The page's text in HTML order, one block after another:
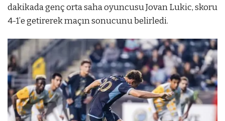
dakikada genç orta saha oyuncusu Jovan Lukic, skoru
4-1’e getirerek maçın sonucunu belirledi.